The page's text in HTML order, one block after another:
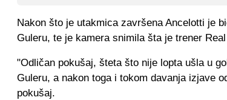
Nakon što je utakmica završena Ancelotti je
Guleru, te je kamera snimila šta je trener
"Odličan pokušaj, šteta što nije lopta ušla u
Guleru, a nakon toga i tokom davanja izjave
pokušaj.